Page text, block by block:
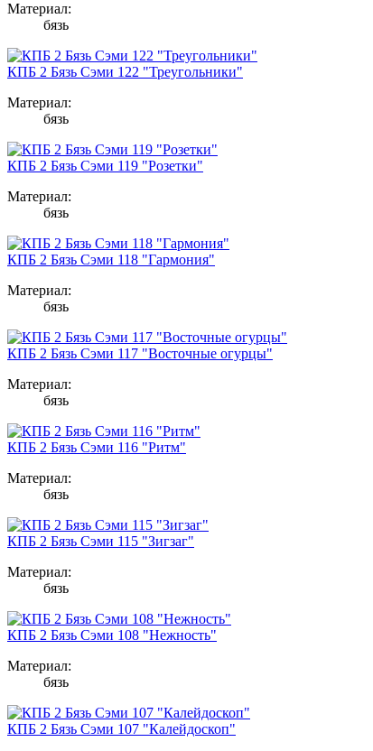
Материал:
бязь
КПБ 2 Бязь Сэми 122 "Треугольники"
Материал:
бязь
КПБ 2 Бязь Сэми 119 "Розетки"
Материал:
бязь
КПБ 2 Бязь Сэми 118 "Гармония"
Материал:
бязь
КПБ 2 Бязь Сэми 117 "Восточные огурцы"
Материал:
бязь
КПБ 2 Бязь Сэми 116 "Ритм"
Материал:
бязь
КПБ 2 Бязь Сэми 115 "Зигзаг"
Материал:
бязь
КПБ 2 Бязь Сэми 108 "Нежность"
Материал:
бязь
КПБ 2 Бязь Сэми 107 "Калейдоскоп"